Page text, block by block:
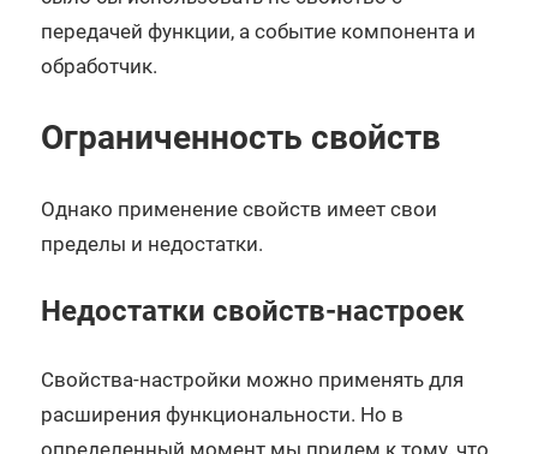
передачей функции, а событие компонента и
обработчик.
Ограниченность свойств
Однако применение свойств имеет свои
пределы и недостатки.
Недостатки свойств-настроек
Свойства-настройки можно применять для
расширения функциональности. Но в
определенный момент мы придем к тому, что